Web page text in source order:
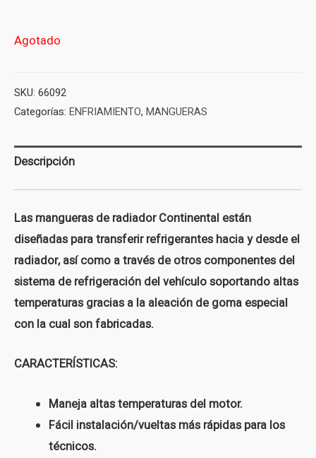
Agotado
SKU: 66092
Categorías: ENFRIAMIENTO, MANGUERAS
Descripción
Las mangueras de radiador Continental están
diseñadas para transferir refrigerantes hacia y desde el
radiador, así como a través de otros componentes del
sistema de refrigeración del vehículo soportando altas
temperaturas gracias a la aleación de goma especial
con la cual son fabricadas.
CARACTERÍSTICAS:
Maneja altas temperaturas del motor.
Fácil instalación/vueltas más rápidas para los
técnicos.